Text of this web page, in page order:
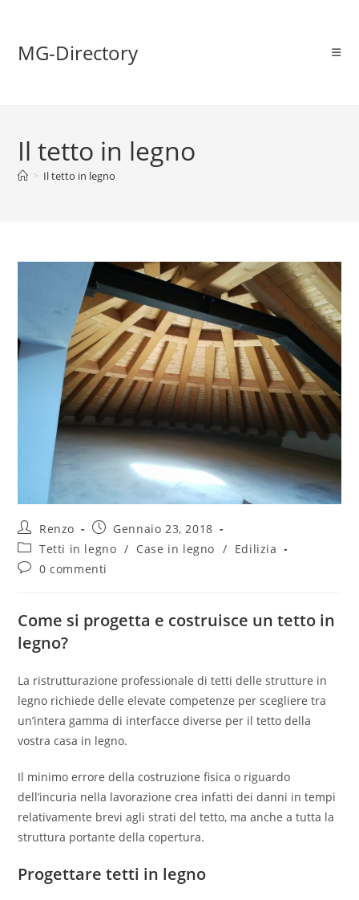
MG-Directory
Il tetto in legno
> Il tetto in legno
Renzo
Gennaio 23, 2018
Tetti in legno / Case in legno / Edilizia
0 commenti
Come si progetta e costruisce un tetto in
legno?
La ristrutturazione professionale di tetti delle strutture in
legno richiede delle elevate competenze per scegliere tra
un’intera gamma di interfacce diverse per il tetto della
vostra casa in legno.
Il minimo errore della costruzione fisica o riguardo
dell’incuria nella lavorazione crea infatti dei danni in tempi
relativamente brevi agli strati del tetto, ma anche a tutta la
struttura portante della copertura.
Progettare tetti in legno